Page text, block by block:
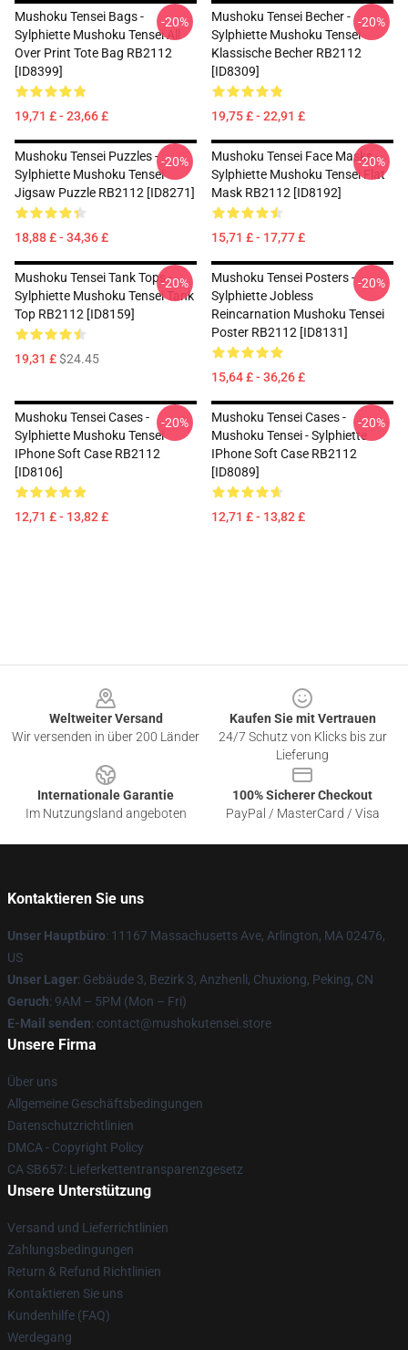
Mushoku Tensei Bags -
Sylphiette Mushoku Tensei All
Over Print Tote Bag RB2112
[ID8399]
19,71 £ - 23,66 £
-20%
Mushoku Tensei Becher -
Sylphiette Mushoku Tensei
Klassische Becher RB2112
[ID8309]
19,75 £ - 22,91 £
-20%
Mushoku Tensei Puzzles -
Sylphiette Mushoku Tensei
Jigsaw Puzzle RB2112 [ID8271]
18,88 £ - 34,36 £
-20%
Mushoku Tensei Face Masks -
Sylphiette Mushoku Tensei Flat
Mask RB2112 [ID8192]
15,71 £ - 17,77 £
-20%
Mushoku Tensei Tank Tops -
Sylphiette Mushoku Tensei Tank
Top RB2112 [ID8159]
19,31 £$24.45
-20%
Mushoku Tensei Posters -
Sylphiette Jobless
Reincarnation Mushoku Tensei
Poster RB2112 [ID8131]
15,64 £ - 36,26 £
-20%
Mushoku Tensei Cases -
Sylphiette Mushoku Tensei
IPhone Soft Case RB2112
[ID8106]
12,71 £ - 13,82 £
-20%
Mushoku Tensei Cases -
Mushoku Tensei - Sylphiette
IPhone Soft Case RB2112
[ID8089]
12,71 £ - 13,82 £
-20%
Weltweiter Versand
Wir versenden in über 200 Länder
Kaufen Sie mit Vertrauen
24/7 Schutz von Klicks bis zur
Lieferung
Internationale Garantie
Im Nutzungsland angeboten
100% Sicherer Checkout
PayPal / MasterCard / Visa
Kontaktieren Sie uns
Unser Hauptbüro: 11167 Massachusetts Ave, Arlington, MA 02476,
US
Unser Lager: Gebäude 3, Bezirk 3, Anzhenli, Chuxiong, Peking, CN
Geruch: 9AM – 5PM (Mon – Fri)
E-Mail senden: contact@mushokutensei.store
Unsere Firma
Über uns
Allgemeine Geschäftsbedingungen
Datenschutzrichtlinien
DMCA - Copyright Policy
CA SB657: Lieferkettentransparenzgesetz
Unsere Unterstützung
Versand und Lieferrichtlinien
Zahlungsbedingungen
Return & Refund Richtlinien
Kontaktieren Sie uns
Kundenhilfe (FAQ)
Werdegang